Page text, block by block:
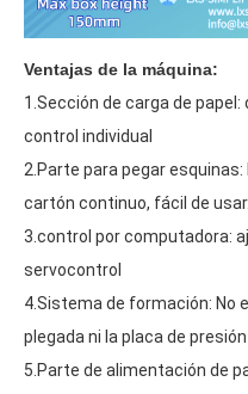
Ventajas de la máquina:
1.Sección de carga de
control individual
2.Parte para pegar
cartón continuo, fácil de usar.
3.control por computadora:
servocontrol
4.Sistema de formación: No
plegada ni la placa de presión
5.Parte de alimentación de